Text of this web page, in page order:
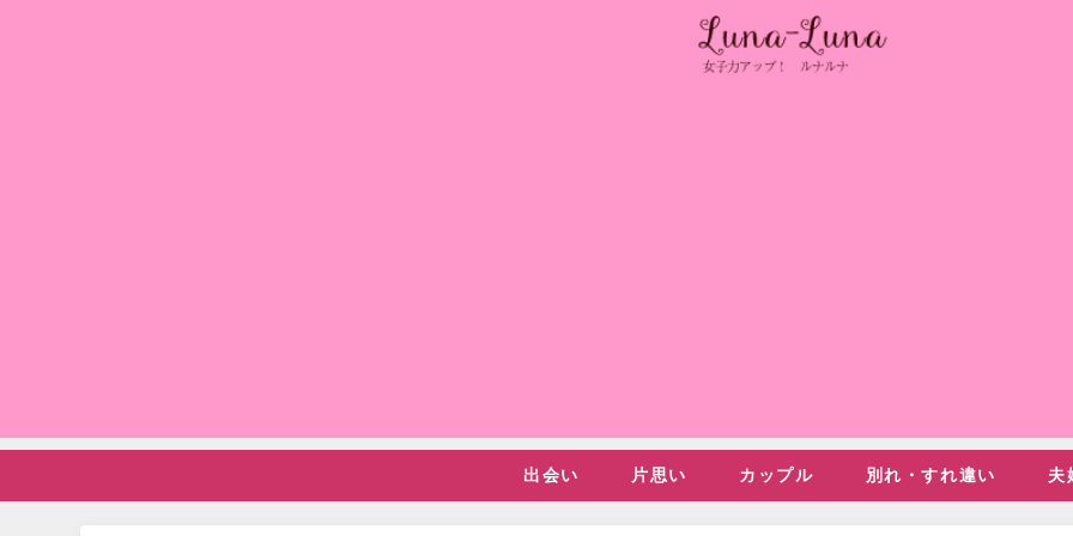
出会い 片思い カップル 別れ・すれ違い 夫